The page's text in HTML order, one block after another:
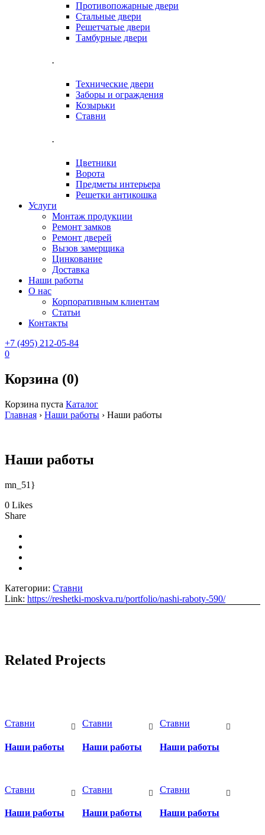
Противопожарные двери
Стальные двери
Решетчатые двери
Тамбурные двери
.
Технические двери
Заборы и ограждения
Козырьки
Ставни
.
Цветники
Ворота
Предметы интерьера
Решетки антикошка
Услуги
Монтаж продукции
Ремонт замков
Ремонт дверей
Вызов замерщика
Цинкование
Доставка
Наши работы
О нас
Корпоративным клиентам
Статьи
Контакты
+7 (495) 212-05-84
0
Корзина (0)
Корзина пуста Каталог
Главная › Наши работы › Наши работы
Наши работы
mn_51}
0 Likes
Share
Категории: Ставни
Link: https://reshetki-moskva.ru/portfolio/nashi-raboty-590/
Related Projects
Ставни
Наши работы
Ставни
Наши работы
Ставни
Наши работы
Ставни
Наши работы
Ставни
Наши работы
Ставни
Наши работы